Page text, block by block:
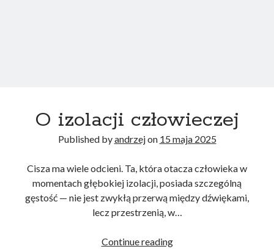
Najnowsze komentarze
O izolacji człowieczej
Published byandrzejon 15 maja 2025
Cisza ma wiele odcieni. Ta, która otacza człowieka w
momentach głębokiej izolacji, posiada szczególną
gęstość — nie jest zwykłą przerwą między dźwiękami,
lecz przestrzenią, w…
Continue readingO